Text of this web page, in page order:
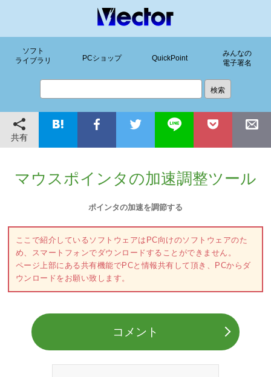
ソフト
ライブラリ
PCショップ QuickPoint
みんなの
電子署名
共有
マウスポインタの加速調整ツール
ポインタの加速を調節する
ここで紹介しているソフトウェアはPC向けのソフトウェアのた
め、スマートフォンでダウンロードすることができません。
ページ上部にある共有機能でPCと情報共有して頂き、PCからダ
ウンロードをお願い致します。
コメント